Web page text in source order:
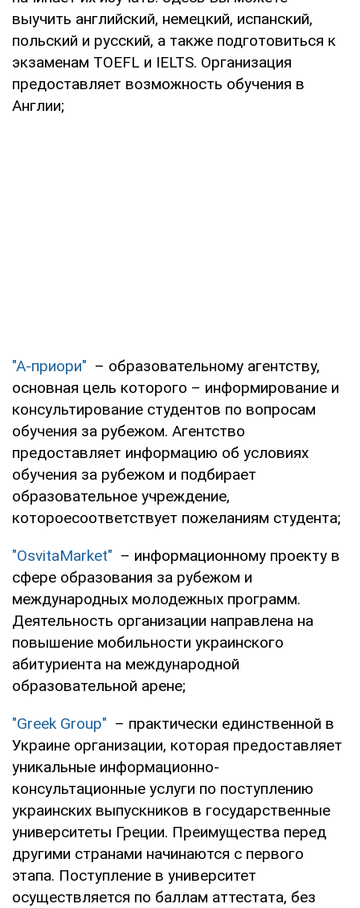
выучить английский, немецкий, испанский,
польский и русский, а также подготовиться к
экзаменам TOEFL и IELTS. Организация
предоставляет возможность обучения в
Англии;
"А-приори" – образовательному агентству,
основная цель которого – информирование и
консультирование студентов по вопросам
обучения за рубежом. Агентство
предоставляет информацию об условиях
обучения за рубежом и подбирает
образовательное учреждение,
котороесоответствует пожеланиям студента;
"OsvitaMarket" – информационному проекту в
сфере образования за рубежом и
международных молодежных программ.
Деятельность организации направлена на
повышение мобильности украинского
абитуриента на международной
образовательной арене;
"Greek Group" – практически единственной в
Украине организации, которая предоставляет
уникальные информационно-
консультационные услуги по поступлению
украинских выпускников в государственные
университеты Греции. Преимущества перед
другими странами начинаются с первого
этапа. Поступление в университет
осуществляется по баллам аттестата, без